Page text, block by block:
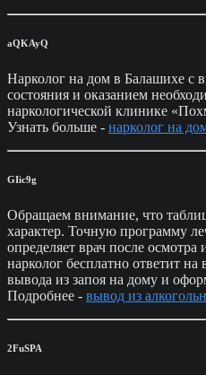
aQKAyQ
Нарколог на дом в Балашихе с
состояния и оказанием
наркологической клинике
Узнать больше - нарколог на
GIic9g
Обращаем внимание, что
характер. Точную программу
определяет врач после
нарколог бесплатно ответит
вывода из запоя на дому и
Подробнее - вывод из
2FuSPA